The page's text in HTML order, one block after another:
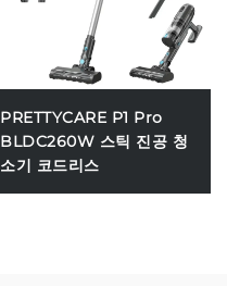
PRETTYCARE P1 Pro
BLDC260W 스틱 진공 청
소기 코드리스